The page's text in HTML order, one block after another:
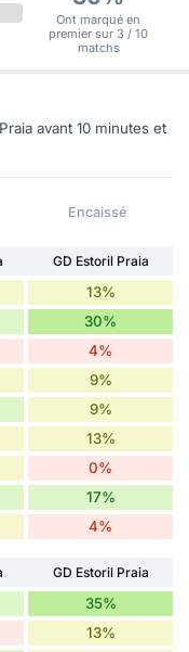
Ont marqué en
premier sur 3 / 10
matchs
avant 10 minutes et
Encaissé
GD Estoril Praia
13%
30%
4%
9%
9%
13%
0%
17%
4%
GD Estoril Praia
35%
13%